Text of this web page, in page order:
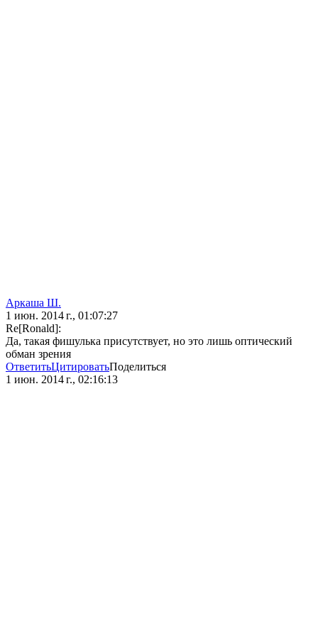
Аркаша Ш.
1 июн. 2014 г., 01:07:27
Re[Ronald]:
Да, такая фишулька присутствует, но это лишь оптический
обман зрения
ОтветитьЦитироватьПоделиться
1 июн. 2014 г., 02:16:13